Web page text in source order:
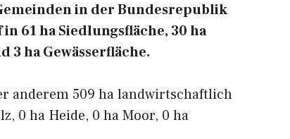
in der Bundesrepublik
61 ha Siedlungsfläche, 30 ha
3 ha Gewässerfläche.
anderem 509 ha landwirtschaftlich
0 ha Heide, 0 ha Moor, 0 ha